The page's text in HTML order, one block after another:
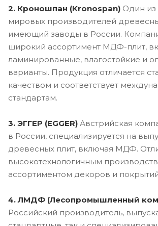
2. Кроношпан (Kronospan) Один
мировых производителей
имеющий заводы в России.
широкий ассортимент МДФ-плит,
ламинированные, влагостойкие и
варианты. Продукция отличается
качеством и соответствует
стандартам.
3. ЭГГЕР (EGGER) Австрийская
в России, специализируется на
древесных плит, включая МДФ.
высокотехнологичным
ассортиментом декоров и
4. ЛМДФ (Лесопромышленный
Российский производитель,